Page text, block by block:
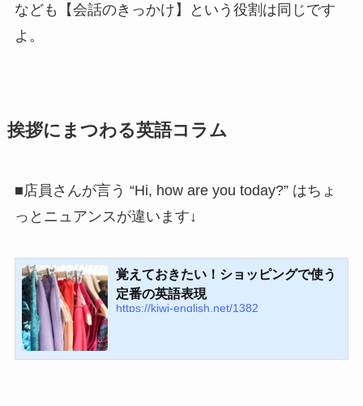
なども【会話のきっかけ】という役割は同じです
よ。
挨拶にまつわる英語コラム
■店員さんが言う “Hi, how are you today?” はちょ
っとニュアンスが違います↓
覚えておきたい！ショッピングで使う
定番の英語表現
https://kiwi-english.net/1382